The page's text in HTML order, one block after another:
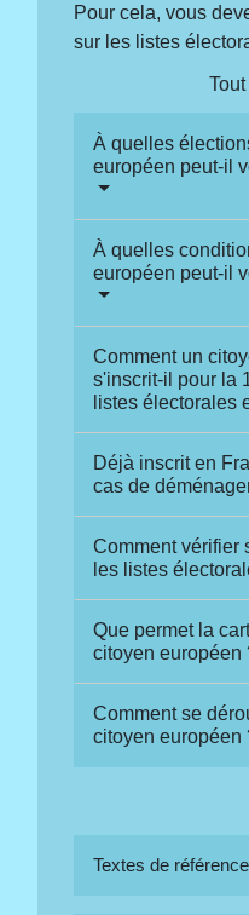
Pour cela, vous
sur les listes
À quelles
européen peut-il
À quelles
européen peut-il
Comment un
s'inscrit-il pour la
listes électorales
Déjà inscrit en
cas de
Comment vérifier
les listes
Que permet la
citoyen européen
Comment se
citoyen européen
Textes de référence